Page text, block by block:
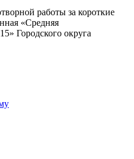
работы за короткие
«Средняя
Городского округа